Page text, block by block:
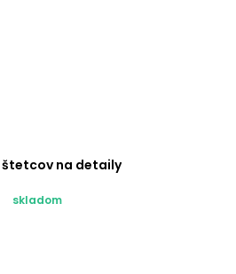
štetcov na detaily
skladom